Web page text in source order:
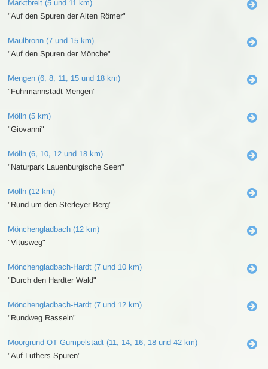
Marktbreit (5 und 11 km)
"Auf den Spuren der Alten Römer"
Maulbronn (7 und 15 km)
"Auf den Spuren der Mönche"
Mengen (6, 8, 11, 15 und 18 km)
"Fuhrmannstadt Mengen"
Mölln (5 km)
"Giovanni"
Mölln (6, 10, 12 und 18 km)
"Naturpark Lauenburgische Seen"
Mölln (12 km)
"Rund um den Sterleyer Berg"
Mönchengladbach (12 km)
"Vitusweg"
Mönchengladbach-Hardt (7 und 10 km)
"Durch den Hardter Wald"
Mönchengladbach-Hardt (7 und 12 km)
"Rundweg Rasseln"
Moorgrund OT Gumpelstadt (11, 14, 16, 18 und 42 km)
"Auf Luthers Spuren"